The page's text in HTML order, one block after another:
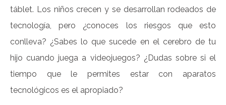
táblet. Los niños crecen y se desarrollan rodeados de
tecnología, pero ¿conoces los riesgos que esto
conlleva? ¿Sabes lo que sucede en el cerebro de tu
hijo cuando juega a videojuegos? ¿Dudas sobre si el
tiempo que le permites estar con aparatos
tecnológicos es el apropiado?